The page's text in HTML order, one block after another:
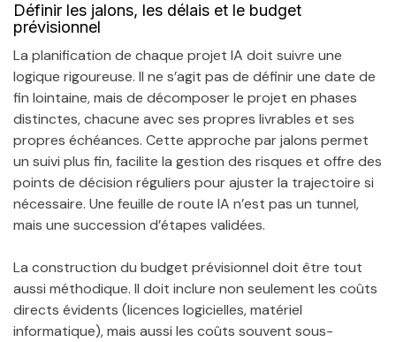
Définir les jalons, les délais et le budget
prévisionnel
La planification de chaque projet IA doit suivre une
logique rigoureuse. Il ne s’agit pas de définir une date de
fin lointaine, mais de décomposer le projet en phases
distinctes, chacune avec ses propres livrables et ses
propres échéances. Cette approche par jalons permet
un suivi plus fin, facilite la gestion des risques et offre des
points de décision réguliers pour ajuster la trajectoire si
nécessaire. Une feuille de route IA n’est pas un tunnel,
mais une succession d’étapes validées.
La construction du budget prévisionnel doit être tout
aussi méthodique. Il doit inclure non seulement les coûts
directs évidents (licences logicielles, matériel
informatique), mais aussi les coûts souvent sous-